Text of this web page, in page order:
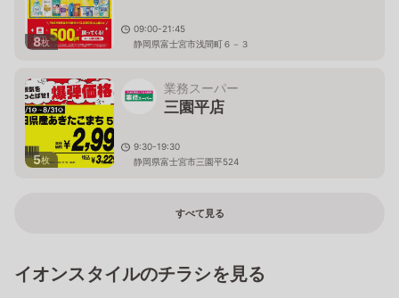
8枚
09:00-21:45
静岡県富士宮市浅間町６－３
5枚
業務スーパー
三園平店
9:30-19:30
静岡県富士宮市三園平524
すべて見る
イオンスタイルのチラシを見る